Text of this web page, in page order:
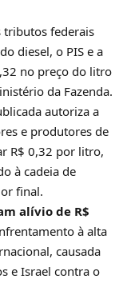
tributos federais
diesel, o PIS e a
no preço do litro
da Fazenda.
autoriza a
e produtores de
R$ 0,32 por litro,
à cadeia de
final.
alívio de R$
à alta
causada
e Israel contra o